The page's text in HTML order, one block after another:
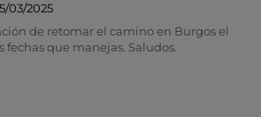
03/2025
de retomar el camino en Burgos el
fechas que manejas. Saludos.